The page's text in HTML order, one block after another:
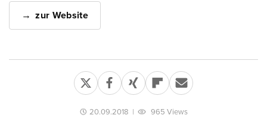
zur Website
20.09.2018 | 965 Views